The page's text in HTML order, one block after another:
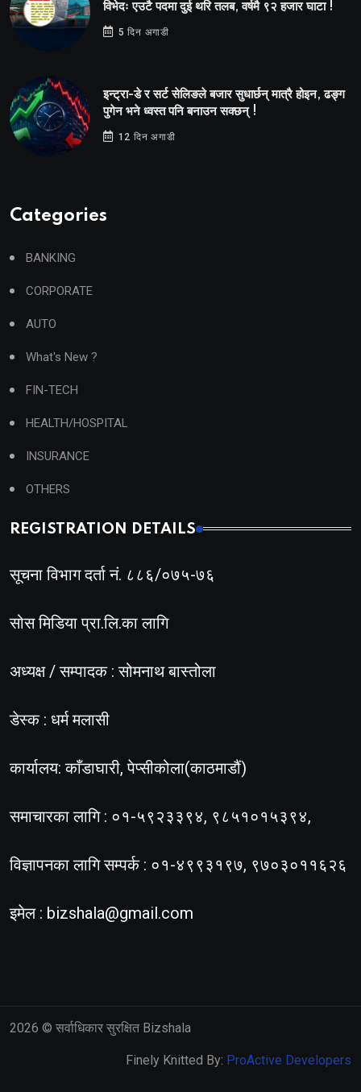
विभेदः एउटै पदमा दुई थरि तलब, वर्षमै ९२ हजार घाटा !
5 दिन अगाडी
इन्ट्रा-डे र सर्ट सेलिङले बजार सुधार्छन् मात्रै होइन, ढङ्ग
पुगेन भने ध्वस्त पनि बनाउन सक्छन् !
12 दिन अगाडी
Categories
BANKING
CORPORATE
AUTO
What's New ?
FIN-TECH
HEALTH/HOSPITAL
INSURANCE
OTHERS
REGISTRATION DETAILS
सूचना विभाग दर्ता नं. ८८६/०७५-७६
सोस मिडिया प्रा.लि.का लागि
अध्यक्ष / सम्पादक : सोमनाथ बास्तोला
डेस्क : धर्म मलासी
कार्यालय: काँडाघारी, पेप्सीकोला(काठमाडौं)
समाचारका लागि : ०१-५९२३३९४, ९८५१०१५३९४,
विज्ञापनका लागि सम्पर्क : ०१-४९९३१९७, ९७०३०११६२६
इमेल : bizshala@gmail.com
2026 © सर्वाधिकार सुरक्षित Bizshala
Finely Knitted By: ProActive Developers